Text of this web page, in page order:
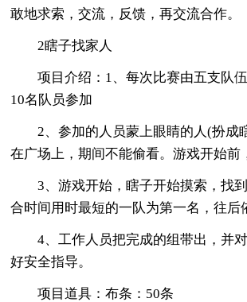
敢地求索，交流，反馈，再交流合作。
2瞎子找家人
项目介绍：1、每次比赛由五支队伍
10名队员参加
2、参加的人员蒙上眼睛的人(扮成
在广场上，期间不能偷看。游戏开始前
3、游戏开始，瞎子开始摸索，找到
合时间用时最短的一队为第一名，往后
4、工作人员把完成的组带出，并对
好安全指导。
项目道具：布条：50条